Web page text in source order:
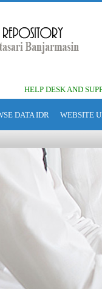
HELP DESK AND
DATA IDR WEBSITE